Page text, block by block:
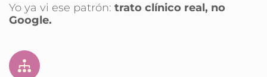
Yo ya vi ese patrón: trato clínico real, no
Google.